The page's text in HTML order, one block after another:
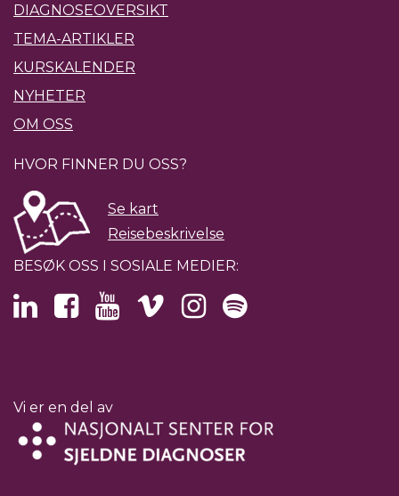
DIAGNOSEOVERSIKT
TEMA-ARTIKLER
KURSKALENDER
NYHETER
OM OSS
HVOR FINNER DU OSS?
Se kart
Reisebeskrivelse
BESØK OSS I SOSIALE MEDIER:
Vi er en del av